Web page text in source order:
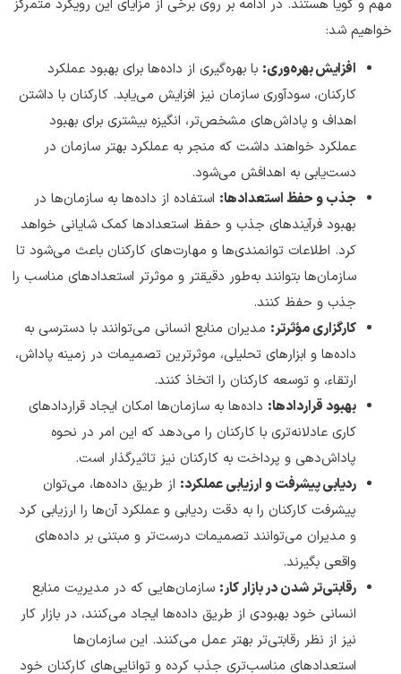
مهم و گویا هستند. در ادامه بر روی برخی از مزایای این رویکرد متمرکز
خواهیم شد:
افزایش بهره‌وری: با بهره‌گیری از داده‌ها برای بهبود عملکرد
کارکنان، سودآوری سازمان نیز افزایش می‌یابد. کارکنان با داشتن
اهداف و پاداش‌های مشخص‌تر، انگیزه بیشتری برای بهبود
عملکرد خواهند داشت که منجر به عملکرد بهتر سازمان در
دست‌یابی به اهدافش می‌شود.
جذب و حفظ استعدادها: استفاده از داده‌ها به سازمان‌ها در
بهبود فرآیندهای جذب و حفظ استعدادها کمک شایانی خواهد
کرد. اطلاعات توانمندی‌ها و مهارت‌های کارکنان باعث می‌شود تا
سازمان‌ها بتوانند به‌طور دقیقتر و موثرتر استعدادهای مناسب را
جذب و حفظ کنند.
کارگزاری مؤثرتر: مدیران منابع انسانی می‌توانند با دسترسی به
داده‌ها و ابزارهای تحلیلی، موثرترین تصمیمات در زمینه پاداش،
ارتقاء، و توسعه کارکنان را اتخاذ کنند.
بهبود قراردادها: داده‌ها به سازمان‌ها امکان ایجاد قراردادهای
کاری عادلانه‌تری با کارکنان را می‎‌دهد که این امر در نحوه
پاداش‌دهی و پرداخت به کارکنان نیز تاثیرگذار است.
ردیابی پیشرفت و ارزیابی عملکرد: از طریق داده‌ها، می‌توان
پیشرفت کارکنان را به دقت ردیابی و عملکرد آن‌ها را ارزیابی کرد
و مدیران می‌توانند تصمیمات درست‌تر و مبتنی بر داده‌های
واقعی بگیرند.
رقابتی‌تر شدن در بازار کار: سازمان‌هایی که در مدیریت منابع
انسانی خود بهبودی از طریق داده‌ها ایجاد می‌کنند، در بازار کار
نیز از نظر رقابتی‌تر بهتر عمل می‌کنند. این سازمان‌ها
استعدادهای مناسب‌تری جذب کرده و توانایی‌های کارکنان خود